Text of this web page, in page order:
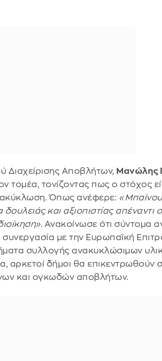
Διαχείρισης Αποβλήτων, Μανώλης
τομέα, τονίζοντας πως ο στόχος
Όπως ανέφερε:
και αξιοπιστίας απέναντι
. Ανακοίνωσε ότι σύντομα
με την Ευρωπαϊκή
συλλογής ανακυκλώσιμων
αρκετοί δήμοι θα επικεντρωθούν
και ογκωδών αποβλήτων.